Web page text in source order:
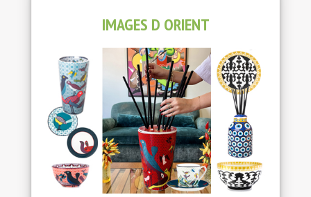
IMAGES D ORIENT